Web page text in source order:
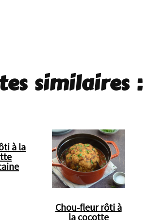
similaires :
à la
Chou-fleur rôti à
la cocotte